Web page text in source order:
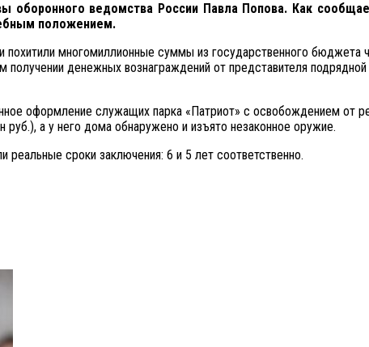
оборонного ведомства России Павла Попова. Как
положением.
похитили многомиллионные суммы из государственного бюджета
получении денежных вознаграждений от представителя
оформление служащих парка «Патриот» с освобождением от
а у него дома обнаружено и изъято незаконное оружие.
сроки заключения: 6 и 5 лет соответственно.